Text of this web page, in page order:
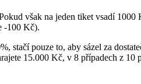
však na jeden tiket vsadí
-100 Kč).
stačí pouze to, aby sázel za
15.000 Kč, v 8 případech z